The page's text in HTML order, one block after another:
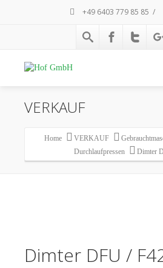
+49 6403 779 85 85 /
VERKAUF
Home VERKAUF
Durchlaufpressen
Dimter
Dimter DFU /